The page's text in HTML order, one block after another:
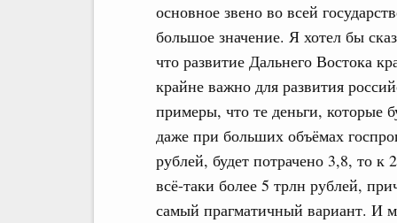
основное звено во всей
большое значение. Я хотел бы
что развитие Дальнего Востока
крайне важно для развития
примеры, что те деньги, которые
даже при больших объёмах
рублей, будет потрачено 3,8, то
всё-таки более 5 трлн рублей,
самый прагматичный вариант. И